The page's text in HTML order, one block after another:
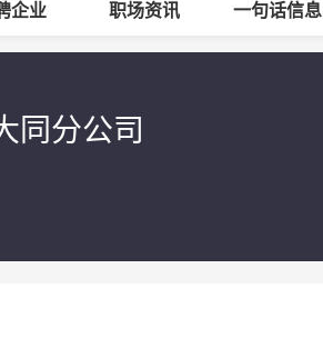
企业 职场资讯 一句话信息
同分公司